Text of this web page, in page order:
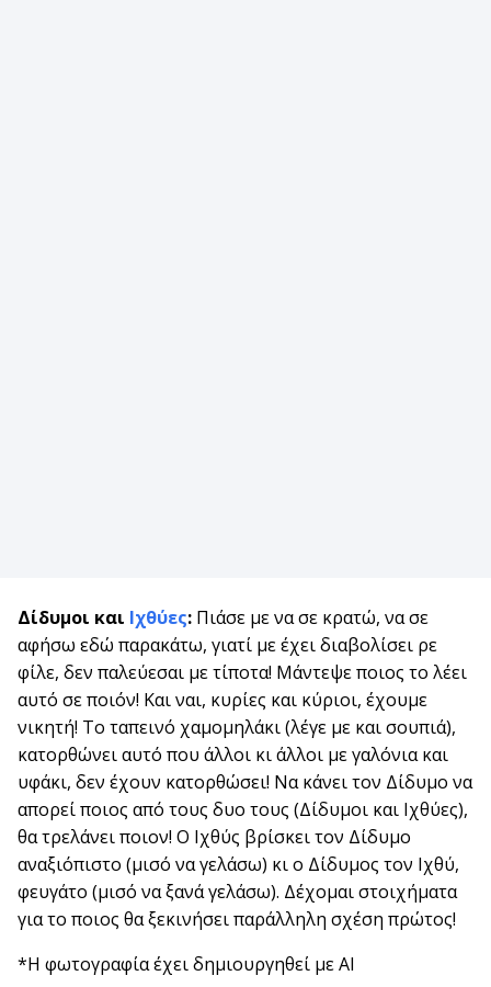
Δίδυμοι και Ιχθύες: Πιάσε με να σε κρατώ, να σε
αφήσω εδώ παρακάτω, γιατί με έχει διαβολίσει ρε
φίλε, δεν παλεύεσαι με τίποτα! Μάντεψε ποιος το λέει
αυτό σε ποιόν! Και ναι, κυρίες και κύριοι, έχουμε
νικητή! Το ταπεινό χαμομηλάκι (λέγε με και σουπιά),
κατορθώνει αυτό που άλλοι κι άλλοι με γαλόνια και
υφάκι, δεν έχουν κατορθώσει! Να κάνει τον Δίδυμο να
απορεί ποιος από τους δυο τους (Δίδυμοι και Ιχθύες),
θα τρελάνει ποιον! Ο Ιχθύς βρίσκει τον Δίδυμο
αναξιόπιστο (μισό να γελάσω) κι ο Δίδυμος τον Ιχθύ,
φευγάτο (μισό να ξανά γελάσω). Δέχομαι στοιχήματα
για το ποιος θα ξεκινήσει παράλληλη σχέση πρώτος!
*Η φωτογραφία έχει δημιουργηθεί με AI